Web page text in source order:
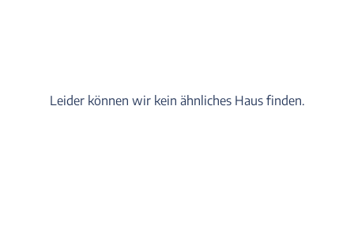
Leider können wir kein ähnliches Haus finden.